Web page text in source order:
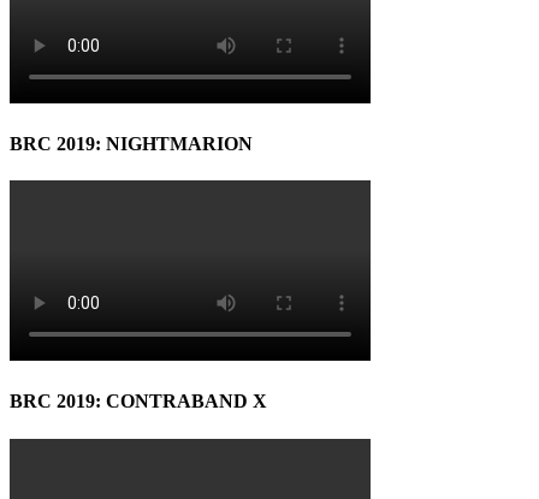
BRC 2019: NIGHTMARION
BRC 2019: CONTRABAND X